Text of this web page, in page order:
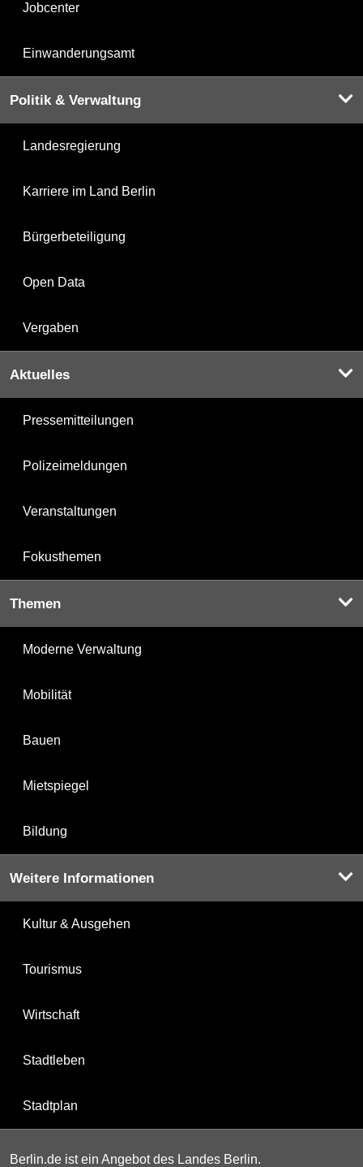
Jobcenter
Einwanderungsamt
Politik & Verwaltung
Landesregierung
Karriere im Land Berlin
Bürgerbeteiligung
Open Data
Vergaben
Aktuelles
Pressemitteilungen
Polizeimeldungen
Veranstaltungen
Fokusthemen
Themen
Moderne Verwaltung
Mobilität
Bauen
Mietspiegel
Bildung
Weitere Informationen
Kultur & Ausgehen
Tourismus
Wirtschaft
Stadtleben
Stadtplan
Berlin.de ist ein Angebot des Landes Berlin.